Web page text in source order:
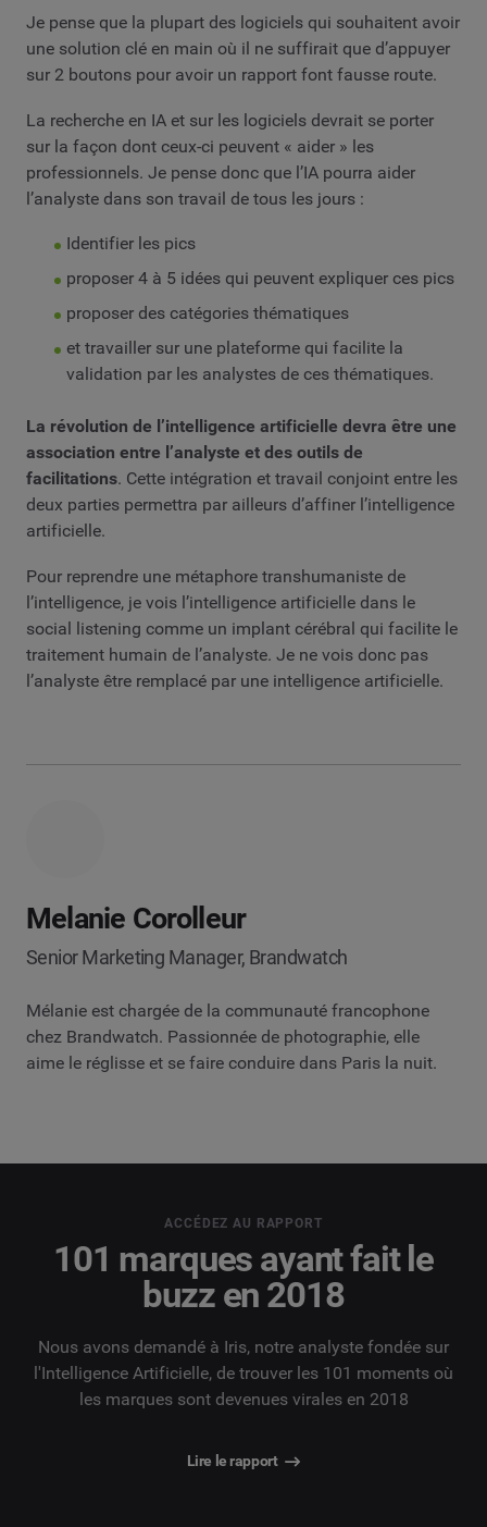
Je pense que la plupart des logiciels qui souhaitent avoir
une solution clé en main où il ne suffirait que d’appuyer
sur 2 boutons pour avoir un rapport font fausse route.
La recherche en IA et sur les logiciels devrait se porter
sur la façon dont ceux-ci peuvent « aider » les
professionnels. Je pense donc que l’IA pourra aider
l’analyste dans son travail de tous les jours :
Identifier les pics
proposer 4 à 5 idées qui peuvent expliquer ces pics
proposer des catégories thématiques
et travailler sur une plateforme qui facilite la
validation par les analystes de ces thématiques.
La révolution de l’intelligence artificielle devra être une
association entre l’analyste et des outils de
facilitations. Cette intégration et travail conjoint entre les
deux parties permettra par ailleurs d’affiner l’intelligence
artificielle.
Pour reprendre une métaphore transhumaniste de
l’intelligence, je vois l’intelligence artificielle dans le
social listening comme un implant cérébral qui facilite le
traitement humain de l’analyste. Je ne vois donc pas
l’analyste être remplacé par une intelligence artificielle.
Melanie Corolleur
Senior Marketing Manager, Brandwatch
Mélanie est chargée de la communauté francophone
chez Brandwatch. Passionnée de photographie, elle
aime le réglisse et se faire conduire dans Paris la nuit.
ACCÉDEZ AU RAPPORT
101 marques ayant fait le
buzz en 2018
Nous avons demandé à Iris, notre analyste fondée sur
l'Intelligence Artificielle, de trouver les 101 moments où
les marques sont devenues virales en 2018
Lire le rapport